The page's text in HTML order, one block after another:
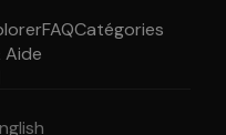
FAQCatégories